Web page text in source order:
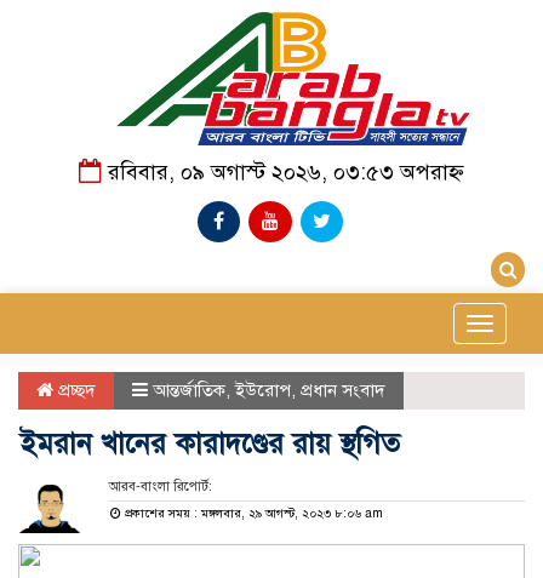
রবিবার, ০৯ অগাস্ট ২০২৬, ০৩:৫৩ অপরাহ্ন
Toggle
প্রচ্ছদ আন্তর্জাতিক,ইউরোপ, প্রধান সংবাদ
ইমরান খানের কারাদণ্ডের রায় স্থগিত
আরব-বাংলা রিপোর্ট:
প্রকাশের সময় : মঙ্গলবার, ২৯ আগস্ট, ২০২৩ ৮:০৬ am